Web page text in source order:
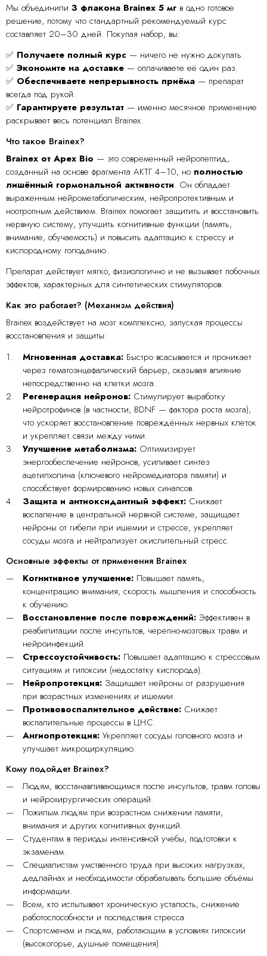
Мы объединили 3 флакона Brainex 5 мг в одно готовое
решение, потому что стандартный рекомендуемый курс
составляет 20–30 дней. Покупая набор, вы:
✅ Получаете полный курс — ничего не нужно докупать.
✅ Экономите на доставке — оплачиваете её один раз.
✅ Обеспечиваете непрерывность приёма — препарат
всегда под рукой.
✅ Гарантируете результат — именно месячное применение
раскрывает весь потенциал Brainex.
Что такое Brainex?
Brainex от Apex Bio — это современный нейропептид,
созданный на основе фрагмента АКТГ 4–10, но полностью
лишённый гормональной активности. Он обладает
выраженным нейрометаболическим, нейропротективным и
ноотропным действием. Brainex помогает защитить и восстановить
нервную систему, улучшить когнитивные функции (память,
внимание, обучаемость) и повысить адаптацию к стрессу и
кислородному голоданию.
Препарат действует мягко, физиологично и не вызывает побочных
эффектов, характерных для синтетических стимуляторов.
Как это работает? (Механизм действия)
Brainex воздействует на мозг комплексно, запуская процессы
восстановления и защиты:
Мгновенная доставка:Быстро всасывается и проникает
через гематоэнцефалический барьер, оказывая влияние
непосредственно на клетки мозга.
Регенерация нейронов:Стимулирует выработку
нейротрофинов (в частности, BDNF — фактора роста мозга),
что ускоряет восстановление повреждённых нервных клеток
и укрепляет связи между ними.
Улучшение метаболизма:Оптимизирует
энергообеспечение нейронов, усиливает синтез
ацетилхолина (ключевого нейромедиатора памяти) и
способствует формированию новых синапсов.
Защита и антиоксидантный эффект:Снижает
воспаление в центральной нервной системе, защищает
нейроны от гибели при ишемии и стрессе, укрепляет
сосуды мозга и нейтрализует окислительный стресс.
Основные эффекты от применения Brainex
Когнитивное улучшение:Повышает память,
концентрацию внимания, скорость мышления и способность
к обучению.
Восстановление после повреждений:Эффективен в
реабилитации после инсультов, черепно-мозговых травм и
нейроинфекций.
Стрессоустойчивость:Повышает адаптацию к стрессовым
ситуациям и гипоксии (недостатку кислорода).
Нейропротекция:Защищает нейроны от разрушения
при возрастных изменениях и ишемии.
Противовоспалительное действие:Снижает
воспалительные процессы в ЦНС.
Ангиопротекция:Укрепляет сосуды головного мозга и
улучшает микроциркуляцию.
Кому подойдет Brainex?
Людям, восстанавливающимся после инсультов, травм головы
и нейрохирургических операций.
Пожилым людям при возрастном снижении памяти,
внимания и других когнитивных функций.
Студентам в периоды интенсивной учёбы, подготовки к
экзаменам.
Специалистам умственного труда при высоких нагрузках,
дедлайнах и необходимости обрабатывать большие объёмы
информации.
Всем, кто испытывает хроническую усталость, снижение
работоспособности и последствия стресса.
Спортсменам и людям, работающим в условиях гипоксии
(высокогорье, душные помещения).